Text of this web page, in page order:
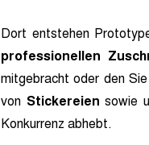
Dort entstehen
professionellen
mitgebracht oder den
von Stickereien sowie
Konkurrenz abhebt.